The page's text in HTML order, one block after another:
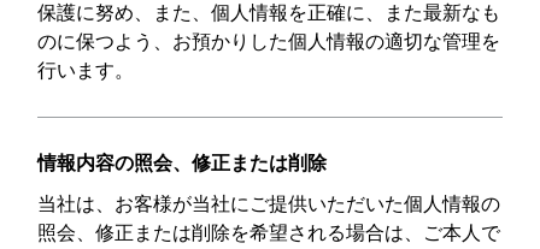
保護に努め、また、個人情報を正確に、また最新なも
のに保つよう、お預かりした個人情報の適切な管理を
行います。
情報内容の照会、修正または削除
当社は、お客様が当社にご提供いただいた個人情報の
照会、修正または削除を希望される場合は、ご本人で